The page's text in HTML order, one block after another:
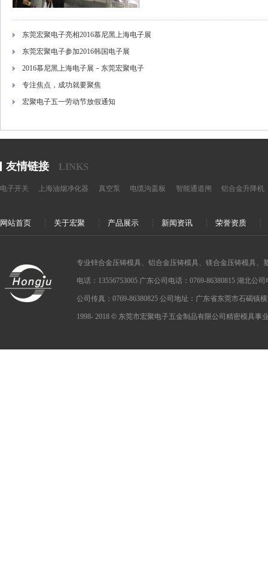
东莞宏聚电子亮相2016慕尼黑上海电子展
东莞宏聚电子参加2016韩国电子展
2016慕尼黑上海电子展－东莞宏聚电子
专注焦点，成功就要聚焦
宏聚电子五一劳动节放假通知
友情链接 LINKS
电子开关 上海油烟净化器 真空泵 电缆沟盖板 智能通道闸 铝合金升降机
网站首页 关于宏聚 产品展示 新闻资讯 荣誉资质
专业锌合金压铸模具、铝合金压铸模具、镁合金压铸模具、
电话：13556753005 广东公司电话：0769-86380815 湖北公
公司传真：0769-86380825 公司地址：广东省东莞市石碣镇
1998- 2018 © 东莞市宏聚电子五金制品有限公司精密模具事